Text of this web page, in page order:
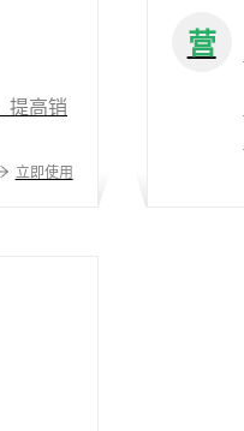
提高销
立即使用
营